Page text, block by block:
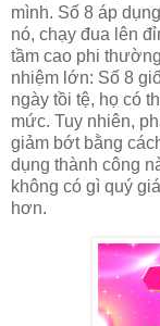
mình. Số 8 áp
nó, chạy đua lên
tầm cao phi
nhiệm lớn: Số 8
ngày tồi tệ, họ có
mức. Tuy nhiên,
giảm bớt bằng
dụng thành công
không có gì quý
hơn.